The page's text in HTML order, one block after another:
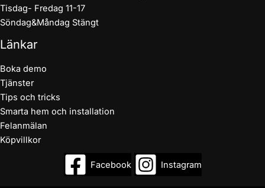
Tisdag- Fredag 11-17
Söndag&Måndag Stängt
Länkar
Boka demo
Tjänster
Tips och tricks
Smarta hem och installation
Felanmälan
Köpvillkor
Facebook Instagram